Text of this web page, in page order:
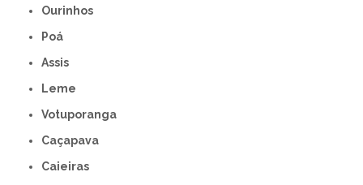
Ourinhos
Poá
Assis
Leme
Votuporanga
Caçapava
Caieiras